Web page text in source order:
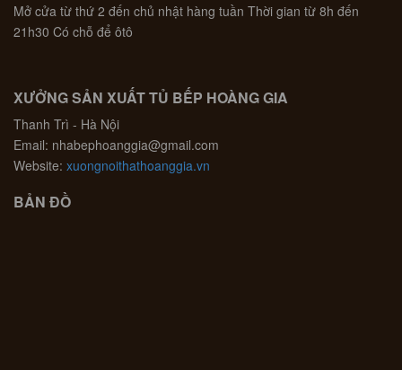
Mở cửa từ thứ 2 đến chủ nhật hàng tuần Thời gian từ 8h đến
21h30 Có chỗ để ôtô
XƯỞNG SẢN XUẤT TỦ BẾP HOÀNG GIA
Thanh Trì - Hà Nội
Email: nhabephoanggia@gmail.com
Website: xuongnoithathoanggia.vn
BẢN ĐỒ